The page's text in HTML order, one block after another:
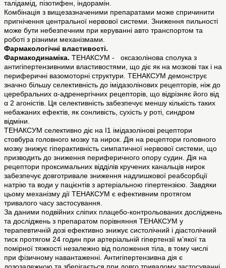
талідамід, пізотифен, індорамін.
Комбінація з вищезазначеними препаратами може спричинити
пригнічення центральної нервової системи. Зниження пильності
може бути небезпечним при керуванні авто транспортом та
роботі з різними механізмами.
Фармакологiчнi властивостi.
Фармакодинаміка. ТЕНАКСУМ - оксазолінова сполука з
антигіпертензивними властивостями, що діє як на мозкові так і на
периферичні вазомоторні структури. ТЕНАКСУМ демонструє
значно більшу селективність до імідазолінових рецепторів, ніж до
церебральних α-адренергічних рецепторів, що відрізняє його від
α 2 агоністів. Ця селективність забезпечує меншу кількість таких
небажаних ефектів, як сонливість, сухість у роті, синдром
відміни.
ТЕНАКСУМ селективно діє на I1 імідазолінові рецептори
стовбура головного мозку та нирок. Дія на рецептори головного
мозку знижує гіперактивність симпатичної нервової системи, що
призводить до зниження периферичного опору судин. Дія на
рецептори проксимальних відділів кручених канальців нирок
забезпечує довготривале зниження надлишкової реабсорбції
натрію та води у пацієнтів з артеріальною гіпертензією. Завдяки
цьому механізму дії ТЕНАКСУМ є ефективним протягом
тривалого часу застосування.
За даними подвійних сліпих плацебо-контрольованих досліджень
та досліджень з препаратом порівняння ТЕНАКСУМ у
терапевтичній дозі ефективно знижує систолічний і діастолічний
тиск протягом 24 годин при артеріальній гіпертензії м’якої та
помірної тяжкості незалежно від положення тіла, в тому числі
при фізичному навантаженні. Антигіпертензивна дія є